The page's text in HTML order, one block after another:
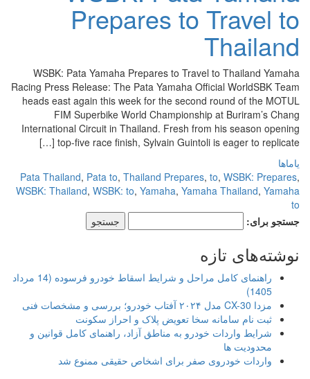
Prepares to Travel to
Thailand
WSBK: Pata Yamaha Prepares to Travel to Thailand Yamaha
Racing Press Release: The Pata Yamaha Official WorldSBK Team
heads east again this week for the second round of the MOTUL
FIM Superbike World Championship at Buriram’s Chang
International Circuit in Thailand. Fresh from his season opening
top-five race finish, Sylvain Guintoli is eager to replicate […]
یاماها
Pata Thailand,Pata to,Thailand Prepares, to,WSBK: Prepares
WSBK: Thailand,WSBK: to,Yamaha,Yamaha Thailand,Yamaha
جستجو برای:
نوشته‌های تازه
راهنمای کامل مراحل و شرایط اسقاط خودرو فرسوده (14 مرداد
1405)
مزدا CX-30 مدل ۲۰۲۴ آفتاب خودرو؛ بررسی و مشخصات فنی
ثبت نام سامانه سخا تعویض پلاک و احراز سکونت
شرایط واردات خودرو به مناطق آزاد، راهنمای کامل قوانین و
محدودیت ها
واردات خودروی صفر برای اشخاص حقیقی ممنوع شد